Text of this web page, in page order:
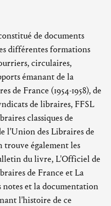
de documents
différentes formations
circulaires,
émanant de la
de France (1954-1958), de
de libraires, FFSL
classiques de
l'Union des Libraires de
trouve également les
du livre, L'Officiel de
de France et La
notes et la documentation
l'histoire de ce